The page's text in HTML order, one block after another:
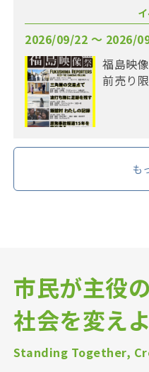
2026/09/22 〜 2026/
福島映
前売り
も
市民が主役
社会を変え
Standing Together,